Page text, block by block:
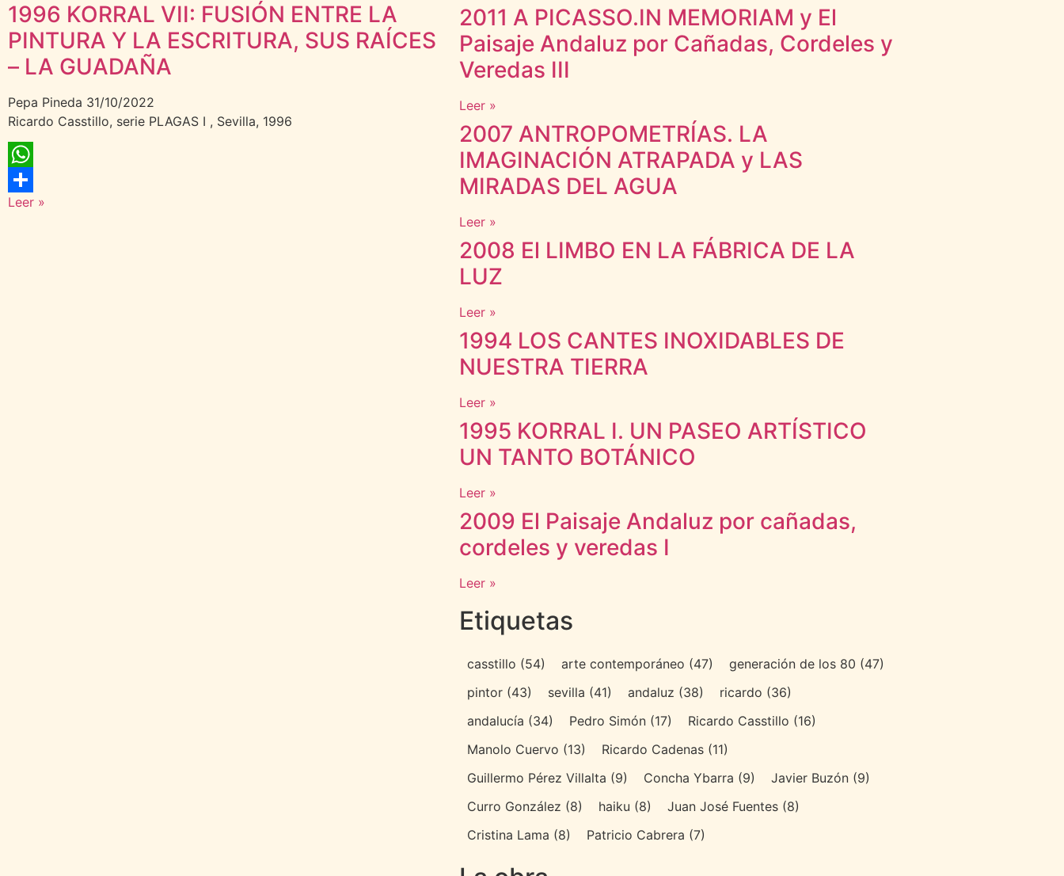
1996 KORRAL VII: FUSIÓN ENTRE LA
PINTURA Y LA ESCRITURA, SUS RAÍCES
– LA GUADAÑA
Pepa Pineda 31/10/2022
Ricardo Casstillo, serie PLAGAS I , Sevilla, 1996
WhatsApp
Compartir
Leer »
2011 A PICASSO.IN MEMORIAM y El
Paisaje Andaluz por Cañadas, Cordeles y
Veredas III
Leer »
2007 ANTROPOMETRÍAS. LA
IMAGINACIÓN ATRAPADA y LAS
MIRADAS DEL AGUA
Leer »
2008 El LIMBO EN LA FÁBRICA DE LA
LUZ
Leer »
1994 LOS CANTES INOXIDABLES DE
NUESTRA TIERRA
Leer »
1995 KORRAL I. UN PASEO ARTÍSTICO
UN TANTO BOTÁNICO
Leer »
2009 El Paisaje Andaluz por cañadas,
cordeles y veredas I
Leer »
Etiquetas
casstillo (54) arte contemporáneo (47) generación de los 80 (47)
pintor (43) sevilla (41) andaluz (38) ricardo (36)
andalucía (34) Pedro Simón (17) Ricardo Casstillo (16)
Manolo Cuervo (13) Ricardo Cadenas (11)
Guillermo Pérez Villalta (9) Concha Ybarra (9) Javier Buzón (9)
Curro González (8) haiku (8) Juan José Fuentes (8)
Cristina Lama (8) Patricio Cabrera (7)